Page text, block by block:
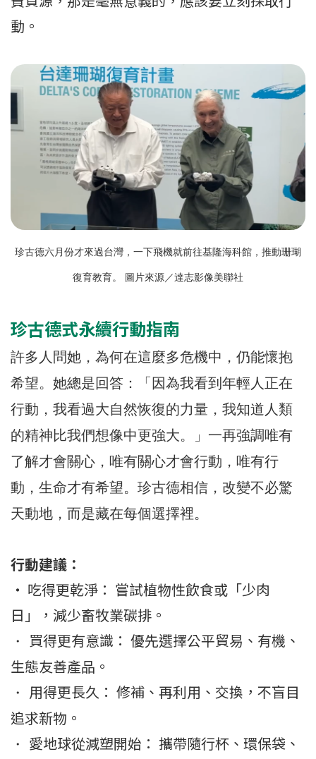
動。
珍古德六月份才來過台灣，一下飛機就前往基隆海科館，推動珊瑚
復育教育。 圖片來源／達志影像美聯社
珍古德式永續行動指南
許多人問她，為何在這麼多危機中，仍能懷抱
希望。她總是回答：「因為我看到年輕人正在
行動，我看過大自然恢復的力量，我知道人類
的精神比我們想像中更強大。」一再強調唯有
了解才會關心，唯有關心才會行動，唯有行
動，生命才有希望。珍古德相信，改變不必驚
天動地，而是藏在每個選擇裡。
行動建議：
・ 吃得更乾淨： 嘗試植物性飲食或「少肉
日」，減少畜牧業碳排。
・
買得更有意識： 優先選擇公平貿易、有機、
生態友善產品。
・
用得更長久： 修補、再利用、交換，不盲目
追求新物。
・
愛地球從減塑開始： 攜帶隨行杯、環保袋、